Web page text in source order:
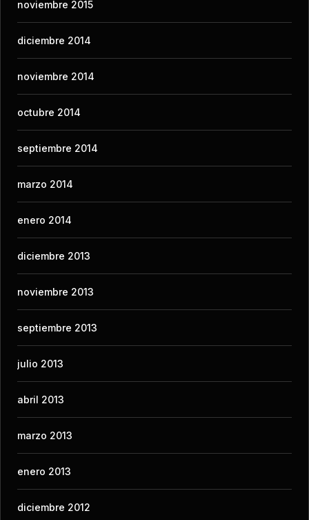
noviembre 2015
diciembre 2014
noviembre 2014
octubre 2014
septiembre 2014
marzo 2014
enero 2014
diciembre 2013
noviembre 2013
septiembre 2013
julio 2013
abril 2013
marzo 2013
enero 2013
diciembre 2012